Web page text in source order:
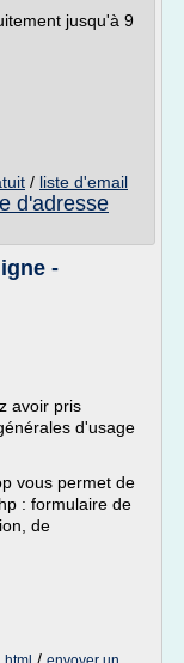
jusqu'à 9
/ liste d'email
d'adresse
-
avoir pris
d'usage
vous permet de
: formulaire de
de